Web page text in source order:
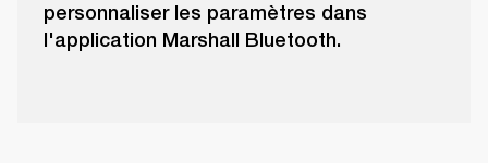
personnaliser les paramètres dans
l'application Marshall Bluetooth.